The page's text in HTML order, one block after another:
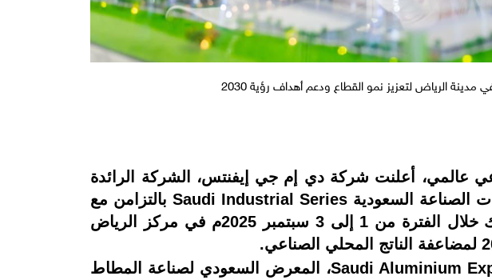
عالمي، أعلنت شركة دي إم جي إيفنتس، الشركة الرائدة
في تنظيم الفعاليات الدولية، عن اكتمال الاستعدادات لإطلاق سلسلة فعاليات الصناعة السعودية Saudi Industrial Series بالتزامن مع
النسخة الثانية من المعرض السعودي للأخشاب Saudi Wood Expo، وذلك خلال الفترة من 1 إلى 3 سبتمبر 2025م في مركز الرياض
وتضم الفعالية أربعة معارض متخصصة هي: المعرض السعودي للألمنيوم Saudi Aluminium Expo، المعرض السعودي لصناعة المطاط